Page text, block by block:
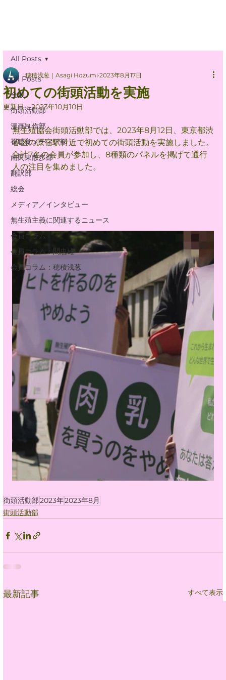
All Posts
全般
街頭活動部
漫画制作部
視聴覚メディア部
南関東散歩部
翻訳部
総会
メディア／インタビュー
無生殖主義に関連するニュース
会員コラム
会員コラム：間忠雄
会員コラム：穂積浅葱
All Posts
初めての街頭活動を実施
穂積浅葱｜Asagi Hozumi 2023年8月17日
更新日：2023年10月10日
無生殖協会街頭活動部では、2023年8月12日、東京都渋
谷区の原宿駅付近で初めての街頭活動を実施しました。
合計7名の会員が参加し、8種類のパネルを掲げて通行
人の注目を集めました。
街頭活動部2023年2023年8月
街頭活動部
最新記事 すべて表示